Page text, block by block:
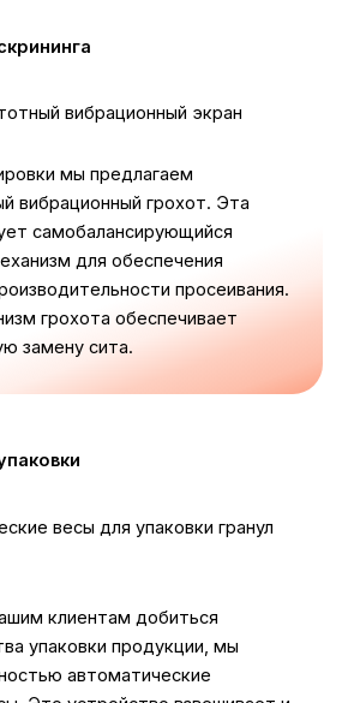
мы предлагаем
вибрационный грохот. Эта
самобалансирующийся
для обеспечения
просеивания.
грохота обеспечивает
замену сита.
клиентам добиться
упаковки продукции, мы
автоматические